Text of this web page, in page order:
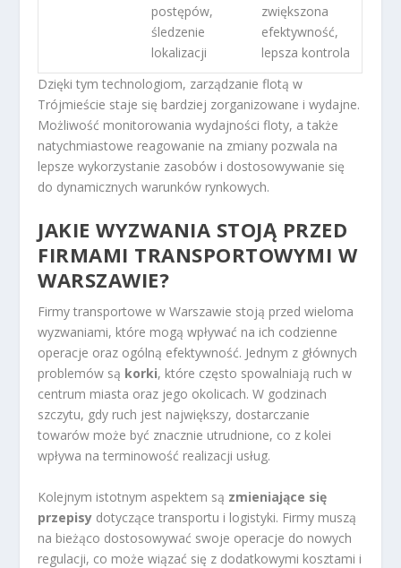
postępów,
śledzenie
lokalizacji
zwiększona
efektywność,
lepsza kontrola
Dzięki tym technologiom, zarządzanie flotą w
Trójmieście staje się bardziej zorganizowane i wydajne.
Możliwość monitorowania wydajności floty, a także
natychmiastowe reagowanie na zmiany pozwala na
lepsze wykorzystanie zasobów i dostosowywanie się
do dynamicznych warunków rynkowych.
JAKIE WYZWANIA STOJĄ PRZED
FIRMAMI TRANSPORTOWYMI W
WARSZAWIE?
Firmy transportowe w Warszawie stoją przed wieloma
wyzwaniami, które mogą wpływać na ich codzienne
operacje oraz ogólną efektywność. Jednym z głównych
problemów są korki, które często spowalniają ruch w
centrum miasta oraz jego okolicach. W godzinach
szczytu, gdy ruch jest największy, dostarczanie
towarów może być znacznie utrudnione, co z kolei
wpływa na terminowość realizacji usług.
Kolejnym istotnym aspektem są zmieniające się
przepisy dotyczące transportu i logistyki. Firmy muszą
na bieżąco dostosowywać swoje operacje do nowych
regulacji, co może wiązać się z dodatkowymi kosztami i